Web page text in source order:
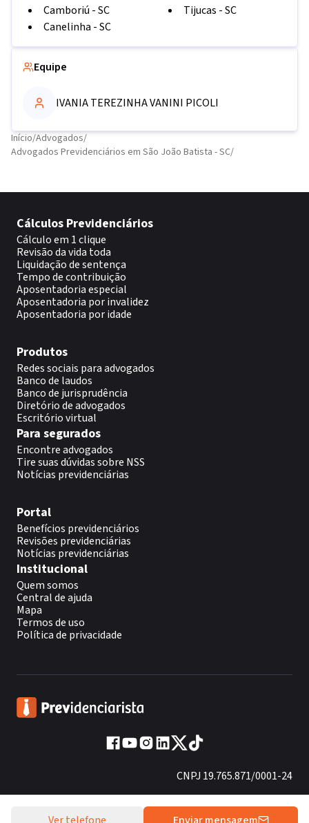
Camboriú -SC
Canelinha -SC
Tijucas -SC
Equipe
IVANIA TEREZINHA VANINI PICOLI
Início/Advogados/
Advogados Previdenciários em São João Batista - SC/
Cálculos Previdenciários
Cálculo em 1 clique
Revisão da vida toda
Liquidação de sentença
Tempo de contribuição
Aposentadoria especial
Aposentadoria por invalidez
Aposentadoria por idade
Produtos
Redes sociais para advogados
Banco de laudos
Banco de jurisprudência
Diretório de advogados
Escritório virtual
Para segurados
Encontre advogados
Tire suas dúvidas sobre NSS
Notícias previdenciárias
Portal
Benefícios previdenciários
Revisões previdenciárias
Notícias previdenciárias
Institucional
Quem somos
Central de ajuda
Mapa
Termos de uso
Política de privacidade
CNPJ 19.765.871/0001-24
Fundado em 2013